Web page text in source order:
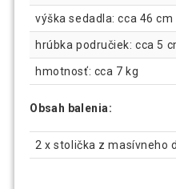
výška sedadla: cca 46 cm
hrúbka područiek: cca 5
hmotnosť: cca 7 kg
Obsah balenia:
2 x stolička z masívneho